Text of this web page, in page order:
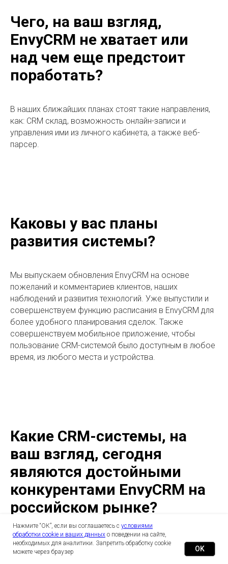
Чего, на ваш взгляд,
EnvyCRM не хватает или
над чем еще предстоит
поработать?
В наших ближайших планах стоят такие направления,
как: CRM склад, возможность онлайн-записи и
управления ими из личного кабинета, а также веб-
парсер.
Каковы у вас планы
развития системы?
Мы выпускаем обновления EnvyCRM на основе
пожеланий и комментариев клиентов, наших
наблюдений и развития технологий. Уже выпустили и
совершенствуем функцию расписания в EnvyCRM для
более удобного планирования сделок. Также
совершенствуем мобильное приложение, чтобы
пользование CRM-системой было доступным в любое
время, из любого места и устройства.
Какие CRM-системы, на
ваш взгляд, сегодня
являются достойными
конкурентами EnvyCRM на
российском рынке?
Битрикс24 и AmoCRM. В начале ноября были
опубликованы результаты CRM рейтинг 2024. Наша
Нажмите “ОК”, если вы соглашаетесь с условиями
обработки cookie и ваших данных о поведении на сайте,
необходимых для аналитики. Запретить обработку cookie
можете через браузер
OK